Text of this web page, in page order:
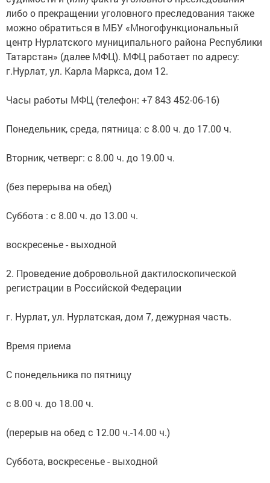
либо о прекращении уголовного преследования также
можно обратиться в МБУ «Многофункциональный
центр Нурлатского муниципального района Республики
Татарстан» (далее МФЦ). МФЦ работает по адресу:
г.Нурлат, ул. Карла Маркса, дом 12.
Часы работы МФЦ (телефон: +7 843 452-06-16)
Понедельник, среда, пятница: с 8.00 ч. до 17.00 ч.
Вторник, четверг: с 8.00 ч. до 19.00 ч.
(без перерыва на обед)
Суббота : с 8.00 ч. до 13.00 ч.
воскресенье - выходной
2. Проведение добровольной дактилоскопической
регистрации в Российской Федерации
г. Нурлат, ул. Нурлатская, дом 7, дежурная часть.
Время приема
С понедельника по пятницу
с 8.00 ч. до 18.00 ч.
(перерыв на обед с 12.00 ч.-14.00 ч.)
Суббота, воскресенье - выходной